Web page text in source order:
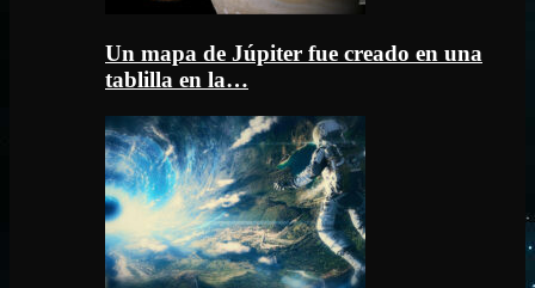
Un mapa de Júpiter fue creado en una
tablilla en la…